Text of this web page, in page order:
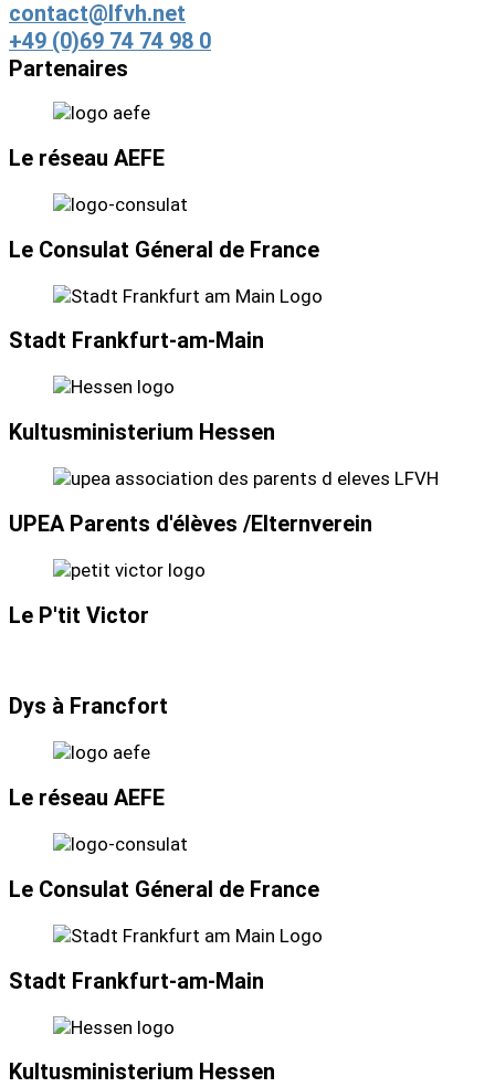
contact@lfvh.net
+49 (0)69 74 74 98 0
Partenaires
Le réseau AEFE
Le Consulat Géneral de France
Stadt Frankfurt-am-Main
Kultusministerium Hessen
UPEA Parents d'élèves /Elternverein
Le P'tit Victor
Dys à Francfort
Le réseau AEFE
Le Consulat Géneral de France
Stadt Frankfurt-am-Main
Kultusministerium Hessen